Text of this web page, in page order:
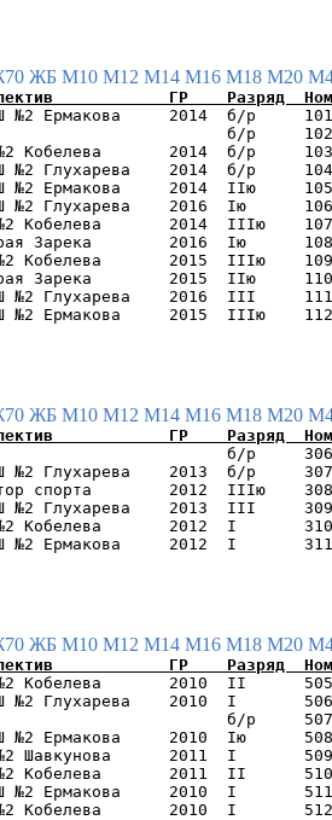
ЖБ М10 М12 М14 М16 М18 М20
№2 Ермакова     2014  б/р
б/р
Кобелева       2014  б/р
№2 Глухарева    2014  б/р
№2 Ермакова     2014  IIю
№2 Глухарева    2016  Iю
Кобелева       2014  IIIю
Зарека        2016  Iю
№2 Кобелева       2015  IIIю
Зарека        2015  IIю
№2 Глухарева    2016  III
ЖБ М10 М12 М14 М16 М18 М20
б/р
№2 Глухарева    2013  б/р
спорта        2012
№2 Глухарева    2013  III
Кобелева       2012  I
ЖБ М10 М12 М14 М16 М18 М20
Кобелева       2010  II
№2 Глухарева    2010  I
б/р
№2 Ермакова     2010  Iю
Шавкунова      2011  I
Кобелева       2011  II
Ермакова     2010  I